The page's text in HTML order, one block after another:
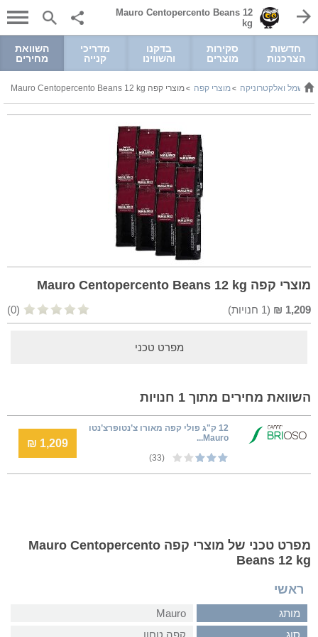
Mauro Centopercento Beans 12
kg
חדשות
הצרכנות
סקירות
מוצרים
בדקנו
והשווינו
מדריכי
קנייה
השוואת
מחירים
> חשמל ואלקטרוניקה >מוצרי קפה >מוצרי קפה Mauro Centopercento Beans 12 kg
מוצרי קפה Mauro Centopercento Beans 12 kg
1,209
₪
(
1 חנויות) (0)
מפרט טכני
השוואת מחירים מתוך 1 חנויות
12 ק"ג פולי קפה מאורו צ’נטופרצ’נטו
Mauro...
(33)
1,209 ₪
מפרט טכני של מוצרי קפה Mauro Centopercento
Beans 12 kg
ראשי
מותג
Mauro
סוג
קפה טחון